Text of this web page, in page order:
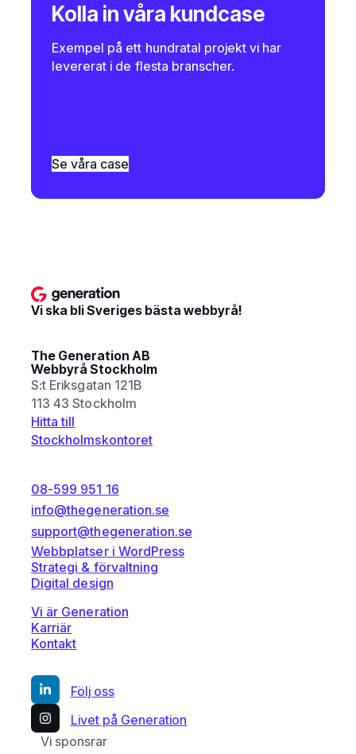
Kolla in våra kundcase
Exempel på ett hundratal projekt vi har
levererat i de flesta branscher.
Se våra case
Vi ska bli Sveriges bästa webbyrå!
The Generation AB
Webbyrå Stockholm
S:t Eriksgatan 121B
113 43 Stockholm
Hitta till
Stockholmskontoret
08-599 951 16
info@thegeneration.se
support@thegeneration.se
Webbplatser i WordPress
Strategi & förvaltning
Digital design
Vi är Generation
Karriär
Kontakt
Följ oss
Livet på Generation
Vi sponsrar